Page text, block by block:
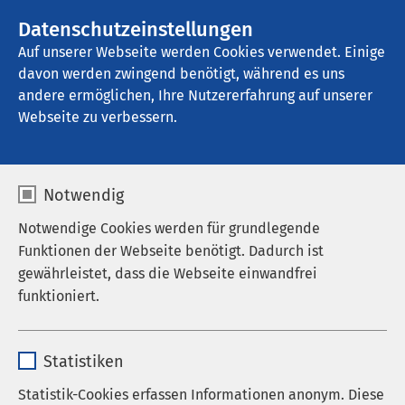
Datenschutzeinstellungen
Auf unserer Webseite werden Cookies verwendet. Einige
davon werden zwingend benötigt, während es uns
andere ermöglichen, Ihre Nutzererfahrung auf unserer
Webseite zu verbessern.
Notwendig
Notwendige Cookies werden für grundlegende
Funktionen der Webseite benötigt. Dadurch ist
gewährleistet, dass die Webseite einwandfrei
funktioniert.
Anbieter sgalinski
Statistiken
Statistik-Cookies erfassen Informationen anonym. Diese
AMEOS Poliklinika Bremerhaven
Hüft- und
Knieprothesenimplantat
ion - Was kommt auf Sie
zu?
04.11.2025|